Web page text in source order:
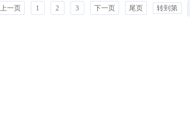
上一页 1 2 3 下一页 尾页 转到第